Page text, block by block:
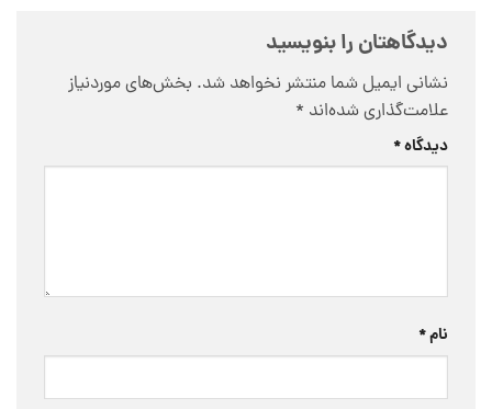
دیدگاهتان را بنویسید
نشانی ایمیل شما منتشر نخواهد شد. بخش‌های موردنیاز
علامت‌گذاری شده‌اند *
دیدگاه*
نام*